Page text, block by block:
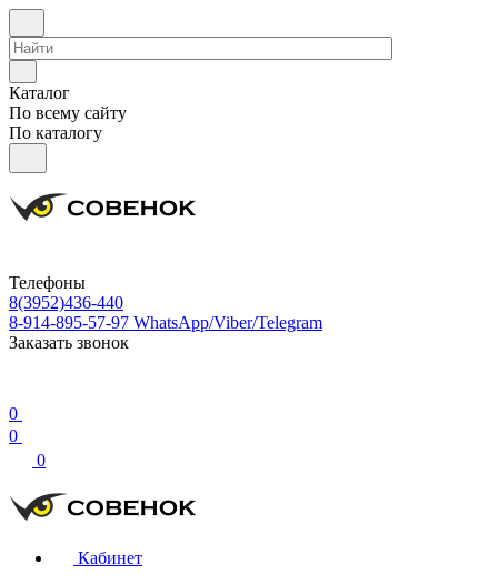
Каталог
По всему сайту
По каталогу
Телефоны
8(3952)436-440
8-914-895-57-97 WhatsApp/Viber/Telegram
Заказать звонок
0
0
0
Кабинет